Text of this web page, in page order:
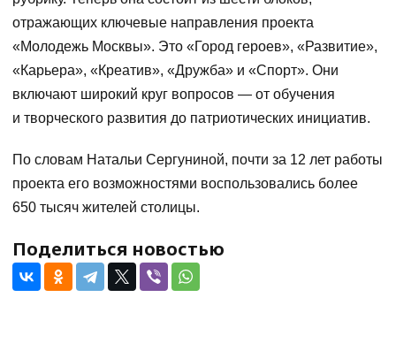
отражающих ключевые направления проекта
«Молодежь Москвы». Это «Город героев», «Развитие»,
«Карьера», «Креатив», «Дружба» и «Спорт». Они
включают широкий круг вопросов — от обучения
и творческого развития до патриотических инициатив.
По словам Натальи Сергуниной, почти за 12 лет работы
проекта его возможностями воспользовались более
650 тысяч жителей столицы.
Поделиться новостью